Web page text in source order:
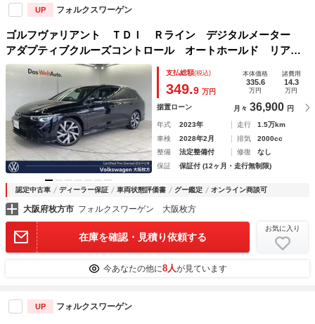
UP フォルクスワーゲン
ゴルフヴァリアント ＴＤＩ Ｒライン デジタルメーター
アダプティブクルーズコントロール オートホールド リアビ
ューカメラ マルチファンクションステアリング パワーテー
ルゲート 後方死角検知機能 ブレーキアシスト
支払総額(税込)
349.9 万円
本体価格
335.6
万円
諸費用
14.3
万円
据置ローン 月々 36,900 円
年式 2023年 走行
1.5万km
車検
2028年2月 排気
2000cc
整備
法定整備付 修復
なし
保証
保証付 (12ヶ月・走行無制限)
認定中古車 ディーラー保証 車両状態評価書 グー鑑定 オンライン商談可
大阪府枚方市 フォルクスワーゲン 大阪枚方
在庫を確認・見積り依頼する
お気に入り
今あなたの他に8人が見ています
UP フォルクスワーゲン